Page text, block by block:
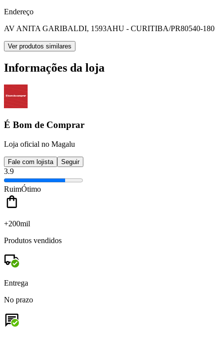
Endereço
AV ANITA GARIBALDI, 1593AHU - CURITIBA/PR80540-180
Ver produtos similares
Informações da loja
É Bom de Comprar
Loja oficial no Magalu
Fale com lojista Seguir
3.9
RuimÓtimo
+200mil
Produtos vendidos
Entrega
No prazo